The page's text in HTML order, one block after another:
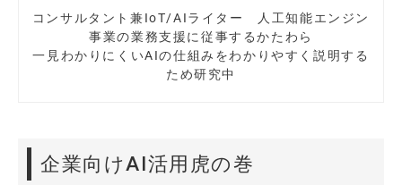
コンサルタント兼IoT/AIライター 人工知能エンジン
事業の業務支援に従事するかたわら
一見わかりにくいAIの仕組みをわかりやすく説明する
ため研究中
企業向けAI活用虎の巻